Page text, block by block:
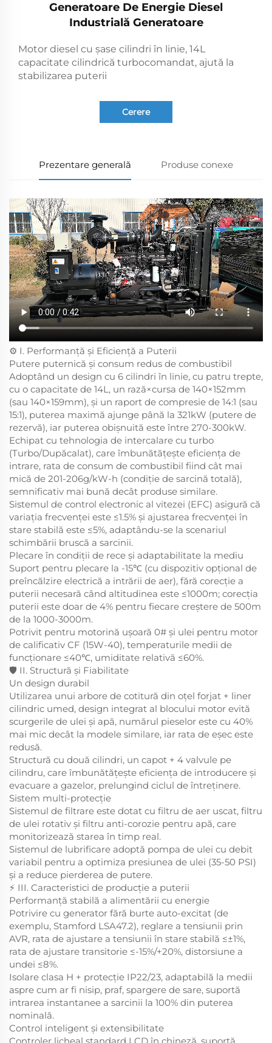
Generatoare De Energie Diesel
Industrială Generatoare
Motor diesel cu șase cilindri în linie, 14L
capacitate cilindrică turbocomandat, ajută la
stabilizarea puterii
Cerere
Prezentare generală Produse conexe
⚙️ I. Performanță și Eficiență a Puterii
Putere puternică și consum redus de combustibil
Adoptând un design cu 6 cilindri în linie, cu patru trepte,
cu o capacitate de 14L, un rază×cursa de 140×152mm
(sau 140×159mm), și un raport de compresie de 14:1 (sau
15:1), puterea maximă ajunge până la 321kW (putere de
rezervă), iar puterea obișnuită este între 270-300kW.
Echipat cu tehnologia de intercalare cu turbo
(Turbo/Dupăcalat), care îmbunătățește eficiența de
intrare, rata de consum de combustibil fiind cât mai
mică de 201-206g/kW-h (condiție de sarcină totală),
semnificativ mai bună decât produse similare.
Sistemul de control electronic al vitezei (EFC) asigură că
variația frecvenței este ≤1.5% și ajustarea frecvenței în
stare stabilă este ≤5%, adaptându-se la scenariul
schimbării bruscă a sarcinii.
Plecare în condiții de rece și adaptabilitate la mediu
Suport pentru plecare la -15℃ (cu dispozitiv opțional de
preîncălzire electrică a intrării de aer), fără corecție a
puterii necesară când altitudinea este ≤1000m; corecția
puterii este doar de 4% pentru fiecare creștere de 500m
de la 1000-3000m.
Potrivit pentru motorină ușoară 0# și ulei pentru motor
de calificativ CF (15W-40), temperaturile medii de
funcționare ≤40℃, umiditate relativă ≤60%.
🛡️ II. Structură și Fiabilitate
Un design durabil
Utilizarea unui arbore de cotitură din oțel forjat + liner
cilindric umed, design integrat al blocului motor evită
scurgerile de ulei și apă, numărul pieselor este cu 40%
mai mic decât la modele similare, iar rata de eșec este
redusă.
Structură cu două cilindri, un capot + 4 valvule pe
cilindru, care îmbunătățește eficiența de introducere și
evacuare a gazelor, prelungind ciclul de întreținere.
Sistem multi-protecție
Sistemul de filtrare este dotat cu filtru de aer uscat, filtru
de ulei rotativ și filtru anti-corozie pentru apă, care
monitorizează starea în timp real.
Sistemul de lubrificare adoptă pompa de ulei cu debit
variabil pentru a optimiza presiunea de ulei (35-50 PSI)
și a reduce pierderea de putere.
⚡ III. Caracteristici de producție a puterii
Performanță stabilă a alimentării cu energie
Potrivire cu generator fără burte auto-excitat (de
exemplu, Stamford LSA47.2), reglare a tensiunii prin
AVR, rata de ajustare a tensiunii în stare stabilă ≤±1%,
rata de ajustare transitorie ≤-15%/+20%, distorsiune a
undei ≤8%.
Isolare clasa H + protecție IP22/23, adaptabilă la medii
aspre cum ar fi nisip, praf, spargere de sare, suportă
intrarea instantanee a sarcinii la 100% din puterea
nominală.
Control inteligent și extensibilitate